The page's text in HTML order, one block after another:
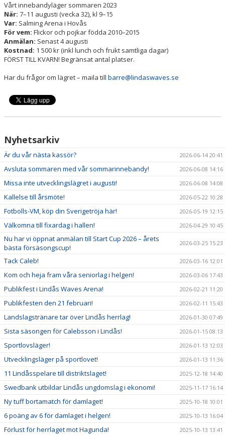
Vårt innebandyläger sommaren 2023
När: 7–11 augusti (vecka 32), kl 9–15
Var: Salming Arena i Hovås
För vem: Flickor och pojkar födda 2010–2015
Anmälan: Senast 4 augusti
Kostnad: 1 500 kr (inkl lunch och frukt samtliga dagar)
FÖRST TILL KVARN! Begränsat antal platser.
Har du frågor om lägret – maila till barre@lindaswaves.se
Nyhetsarkiv
Är du vår nästa kassör? 2026-06-14 20:41
Avsluta sommaren med vår sommarinnebandy! 2026-06-08 14:16
Missa inte utvecklingslägret i augusti! 2026-06-08 14:08
Kallelse till årsmöte! 2026-05-22 10:28
Fotbolls-VM, köp din Sverigetröja här! 2026-05-19 12:15
Välkomna till fixardag i hallen! 2026-04-29 10:45
Nu har vi öppnat anmälan till Start Cup 2026 – årets
bästa försäsongscup!
2026-03-25 15:23
Tack Caleb! 2026-03-16 12:01
Kom och heja fram våra seniorlag i helgen! 2026-03-06 17:43
Publikfest i Lindås Waves Arena! 2026-02-21 11:20
Publikfesten den 21 februari! 2026-02-11 15:43
Landslagstränare tar över Lindås herrlag! 2026-01-30 07:49
Sista säsongen för Calebsson i Lindås! 2026-01-15 08:13
Sportlovsläger! 2026-01-13 12:03
Utvecklingsläger på sportlovet! 2026-01-13 11:36
11 Lindåsspelare till distriktslaget! 2025-12-18 14:40
Swedbank utbildar Lindås ungdomslag i ekonomi! 2025-11-17 16:14
Ny tuff bortamatch för damlaget! 2025-10-18 10:01
6 poäng av 6 för damlaget i helgen! 2025-10-13 16:04
Förlust för herrlaget mot Hagunda! 2025-10-13 13:41